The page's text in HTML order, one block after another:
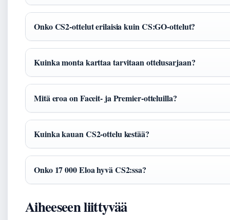
Onko CS2-ottelut erilaisia kuin CS:GO-ottelut?
Kuinka monta karttaa tarvitaan ottelusarjaan?
Mitä eroa on Faceit- ja Premier-otteluilla?
Kuinka kauan CS2-ottelu kestää?
Onko 17 000 Eloa hyvä CS2:ssa?
Aiheeseen liittyvää